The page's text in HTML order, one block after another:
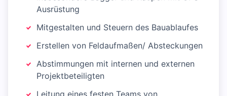
Ausrüstung
Mitgestalten und Steuern des Bauablaufes
Erstellen von Feldaufmaßen/ Absteckungen
Abstimmungen mit internen und externen
Projektbeteiligten